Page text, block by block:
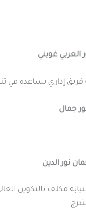
العربي غويني
فريق إداري يساعده في
جمال
نور الدين
مكلف بالتكوين